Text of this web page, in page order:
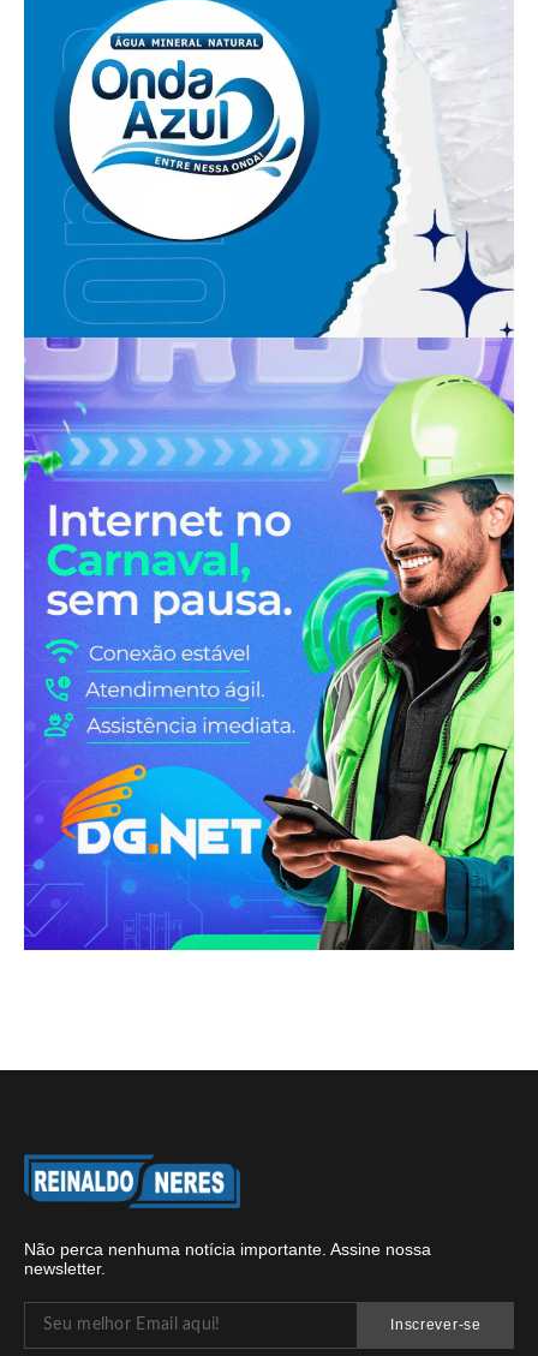
Não perca nenhuma notícia importante. Assine nossa
newsletter.
Inscrever-se